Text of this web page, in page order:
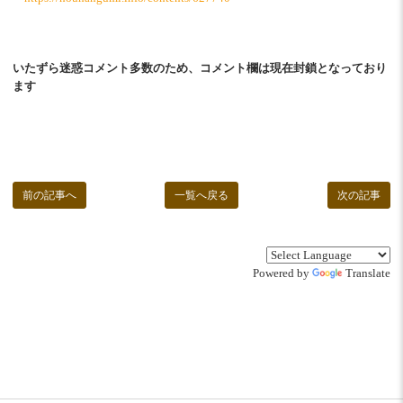
いたずら迷惑コメント多数のため、コメント欄は現在封鎖となっており
ます
次の記事
一覧へ戻る
前の記事へ
Powered by Translate